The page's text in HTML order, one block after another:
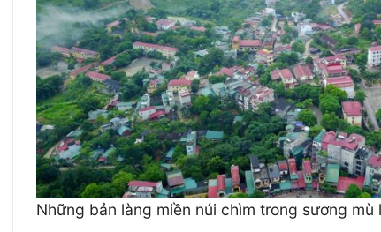
Những bản làng miền núi chìm trong sương mù